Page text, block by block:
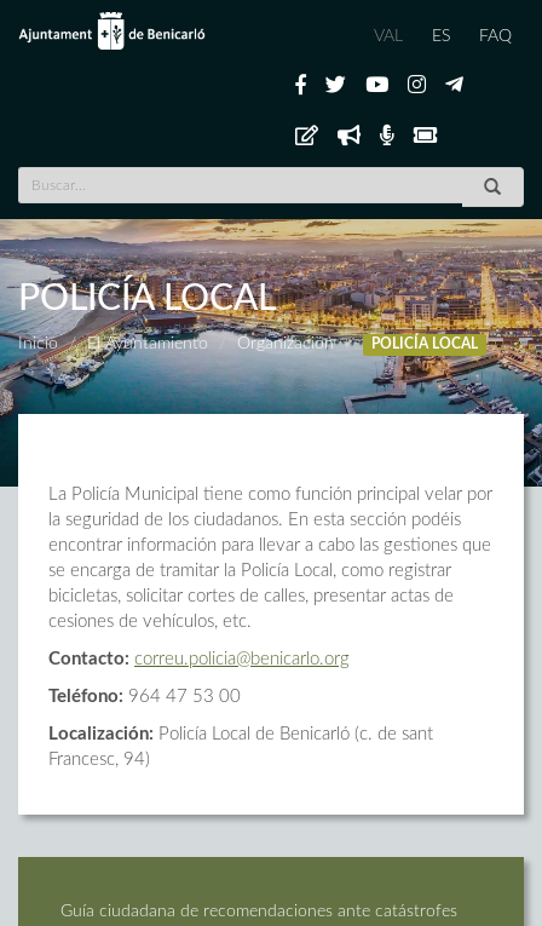
VAL ES FAQ
POLICÍA LOCAL
Inicio El Ayuntamiento Organización POLICÍA LOCAL
La Policía Municipal tiene como función principal velar por
la seguridad de los ciudadanos. En esta sección podéis
encontrar información para llevar a cabo las gestiones que
se encarga de tramitar la Policía Local, como registrar
bicicletas, solicitar cortes de calles, presentar actas de
cesiones de vehículos, etc.
Contacto: correu.policia@benicarlo.org
Teléfono: 964 47 53 00
Localización: Policía Local de Benicarló (c. de sant
Francesc, 94)
Guía ciudadana de recomendaciones ante catástrofes